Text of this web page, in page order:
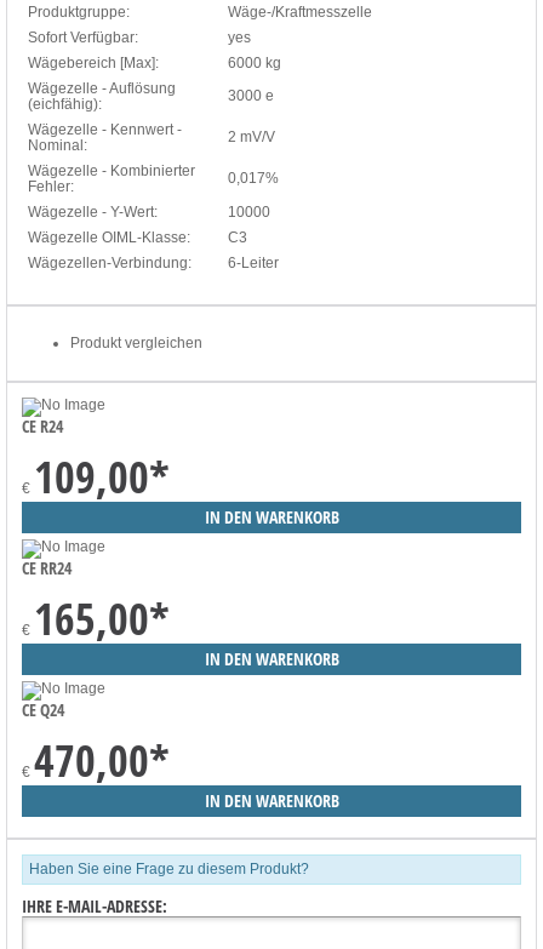
Produktgruppe:
Wäge-/Kraftmesszelle
Sofort Verfügbar:
yes
Wägebereich [Max]:
6000 kg
Wägezelle - Auflösung
(eichfähig):
3000 e
Wägezelle - Kennwert -
Nominal:
2 mV/V
Wägezelle - Kombinierter
Fehler:
0,017%
Wägezelle - Y-Wert:
10000
Wägezelle OIML-Klasse:
C3
Wägezellen-Verbindung:
6-Leiter
Produkt vergleichen
CE R24
€ 109,00*
CE RR24
€ 165,00*
CE Q24
€ 470,00*
Haben Sie eine Frage zu diesem Produkt?
IHRE E-MAIL-ADRESSE: